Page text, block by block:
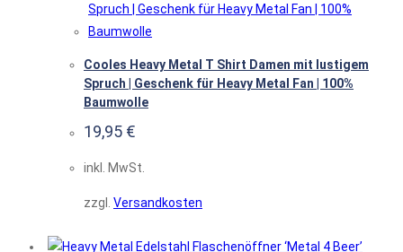
Cooles Heavy Metal T Shirt Damen mit lustigem
Spruch | Geschenk für Heavy Metal Fan | 100%
Baumwolle
19,95 €
inkl. MwSt.
zzgl. Versandkosten